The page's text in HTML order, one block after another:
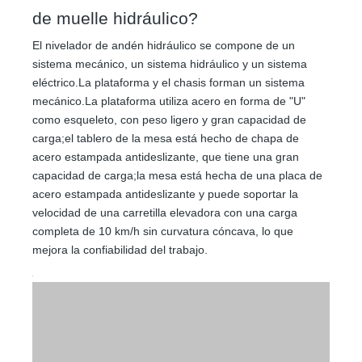
de muelle hidráulico?
El nivelador de andén hidráulico se compone de un
sistema mecánico, un sistema hidráulico y un sistema
eléctrico.La plataforma y el chasis forman un sistema
mecánico.La plataforma utiliza acero en forma de "U"
como esqueleto, con peso ligero y gran capacidad de
carga;el tablero de la mesa está hecho de chapa de
acero estampada antideslizante, que tiene una gran
capacidad de carga;la mesa está hecha de una placa de
acero estampada antideslizante y puede soportar la
velocidad de una carretilla elevadora con una carga
completa de 10 km/h sin curvatura cóncava, lo que
mejora la confiabilidad del trabajo.